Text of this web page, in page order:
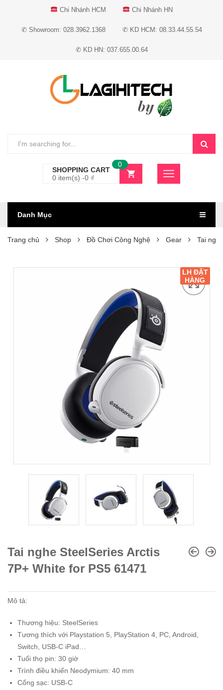
Chi Nhánh HCM Chi Nhánh HN
✆ Showroom: 028.3962.1368 ✆ KD HCM: 08.33.44.55.54
✆ KD HN: 037.655.00.64
SHOPPING CART
0 item(s) -0 ₫
0
Danh Mục
Trang chủ Shop Đồ Chơi Công Nghệ Gear Tai
LH ĐẶT
HÀNG
Tai nghe SteelSeries Arctis
7P+ White for PS5 61471
Mô tả:
Thương hiệu: SteelSeries
Tương thích với Playstation 5, PlayStation 4, PC, Android,
Switch, USB-C iPad…
Tuổi thọ pin: 30 giờ
Trình điều khiển Neodymium: 40 mm
Cổng sạc: USB-C